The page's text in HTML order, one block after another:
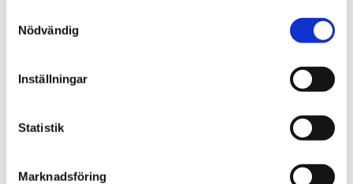
Nödvändig
Inställningar
Statistik
Marknadsföring